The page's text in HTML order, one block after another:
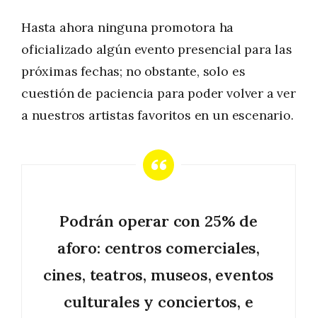
Hasta ahora ninguna promotora ha
oficializado algún evento presencial para las
próximas fechas; no obstante, solo es
cuestión de paciencia para poder volver a ver
a nuestros artistas favoritos en un escenario.
Podrán operar con 25% de
aforo: centros comerciales,
cines, teatros, museos, eventos
culturales y conciertos, e